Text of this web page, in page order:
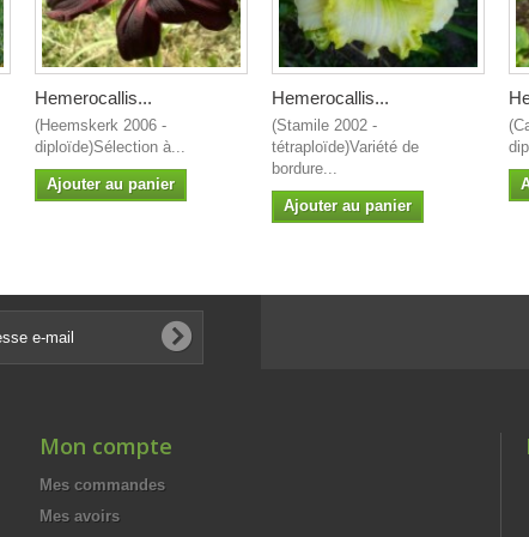
Hemerocallis...
(Heemskerk 2006 -
diploïde)Sélection à...
Ajouter au panier
Hemerocallis...
(Stamile 2002 -
tétraploïde)Variété de
bordure...
Ajouter au panier
Mon compte
Mes commandes
Mes avoirs